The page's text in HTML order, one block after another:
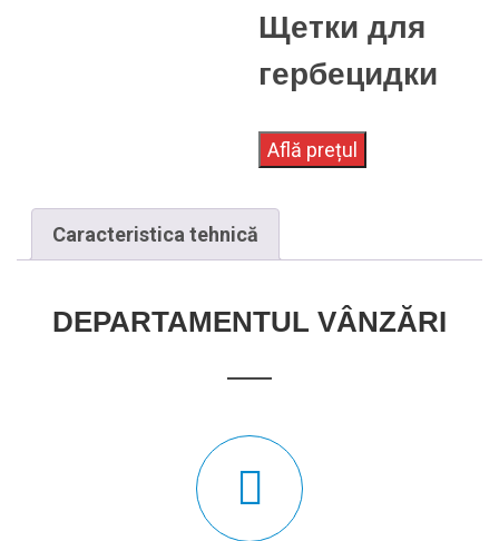
Щетки для
гербецидки
Află prețul
Caracteristica tehnică
DEPARTAMENTUL VÂNZĂRI